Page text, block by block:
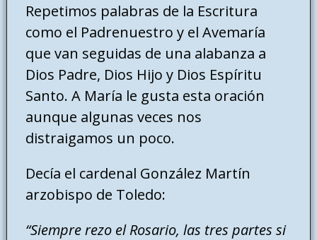
Repetimos palabras de la Escritura
como el Padrenuestro y el Avemaría
que van seguidas de una alabanza a
Dios Padre, Dios Hijo y Dios Espíritu
Santo. A María le gusta esta oración
aunque algunas veces nos
distraigamos un poco.
Decía el cardenal González Martín
arzobispo de Toledo:
“Siempre rezo el Rosario, las tres partes si